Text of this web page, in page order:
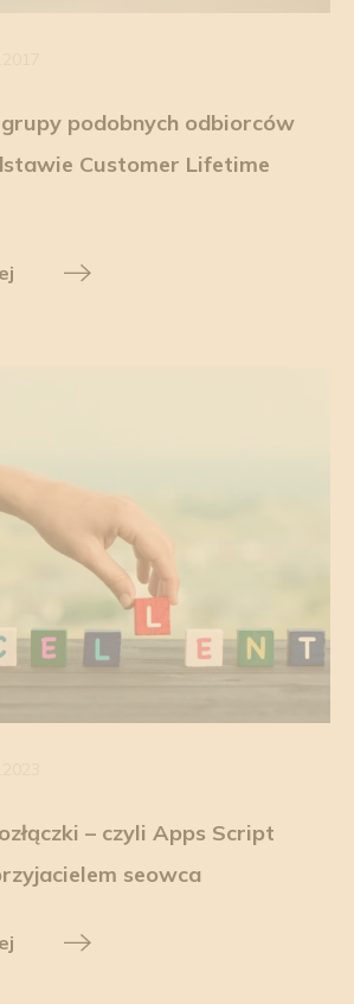
podobnych odbiorców
Customer Lifetime
– czyli Apps Script
seowca